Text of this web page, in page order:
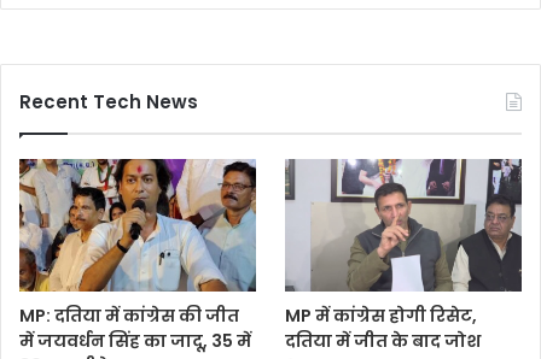
Recent Tech News
MP: दतिया में कांग्रेस की जीत
में जयवर्धन सिंह का जादू, 35 में
MP में कांग्रेस होगी रिसेट,
दतिया में जीत के बाद जोश